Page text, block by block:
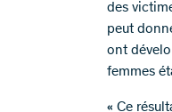
des
peut
ont
femmes
« Ce